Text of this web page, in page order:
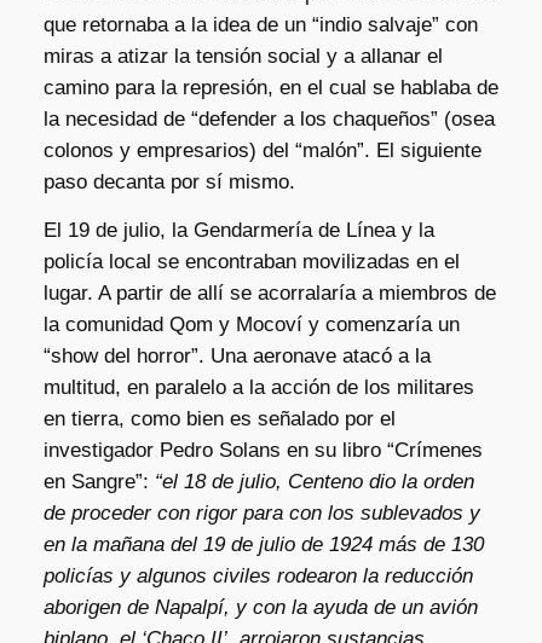
que retornaba a la idea de un “indio salvaje” con
miras a atizar la tensión social y a allanar el
camino para la represión, en el cual se hablaba de
la necesidad de “defender a los chaqueños” (osea
colonos y empresarios) del “malón”. El siguiente
paso decanta por sí mismo.
El 19 de julio, la Gendarmería de Línea y la
policía local se encontraban movilizadas en el
lugar. A partir de allí se acorralaría a miembros de
la comunidad Qom y Mocoví y comenzaría un
“show del horror”. Una aeronave atacó a la
multitud, en paralelo a la acción de los militares
en tierra, como bien es señalado por el
investigador Pedro Solans en su libro “Crímenes
en Sangre”: “el 18 de julio, Centeno dio la orden
de proceder con rigor para con los sublevados y
en la mañana del 19 de julio de 1924 más de 130
policías y algunos civiles rodearon la reducción
aborigen de Napalpí, y con la ayuda de un avión
biplano, el ‘Chaco II’, arrojaron sustancias